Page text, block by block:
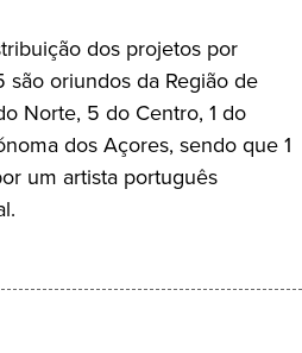
dos projetos por
são oriundos da Região de
Norte, 5 do Centro, 1 do
dos Açores, sendo que 1
um artista português